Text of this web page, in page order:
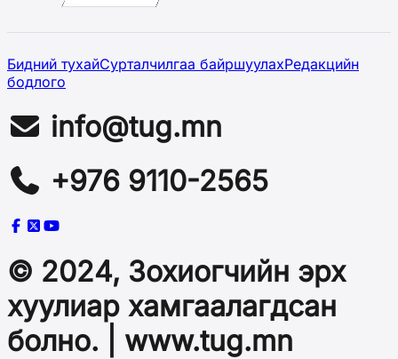
Бидний тухайСурталчилгаа байршуулахРедакцийн
бодлого
info@tug.mn
+976 9110-2565
© 2024, Зохиогчийн эрх
хуулиар хамгаалагдсан
болно. | www.tug.mn